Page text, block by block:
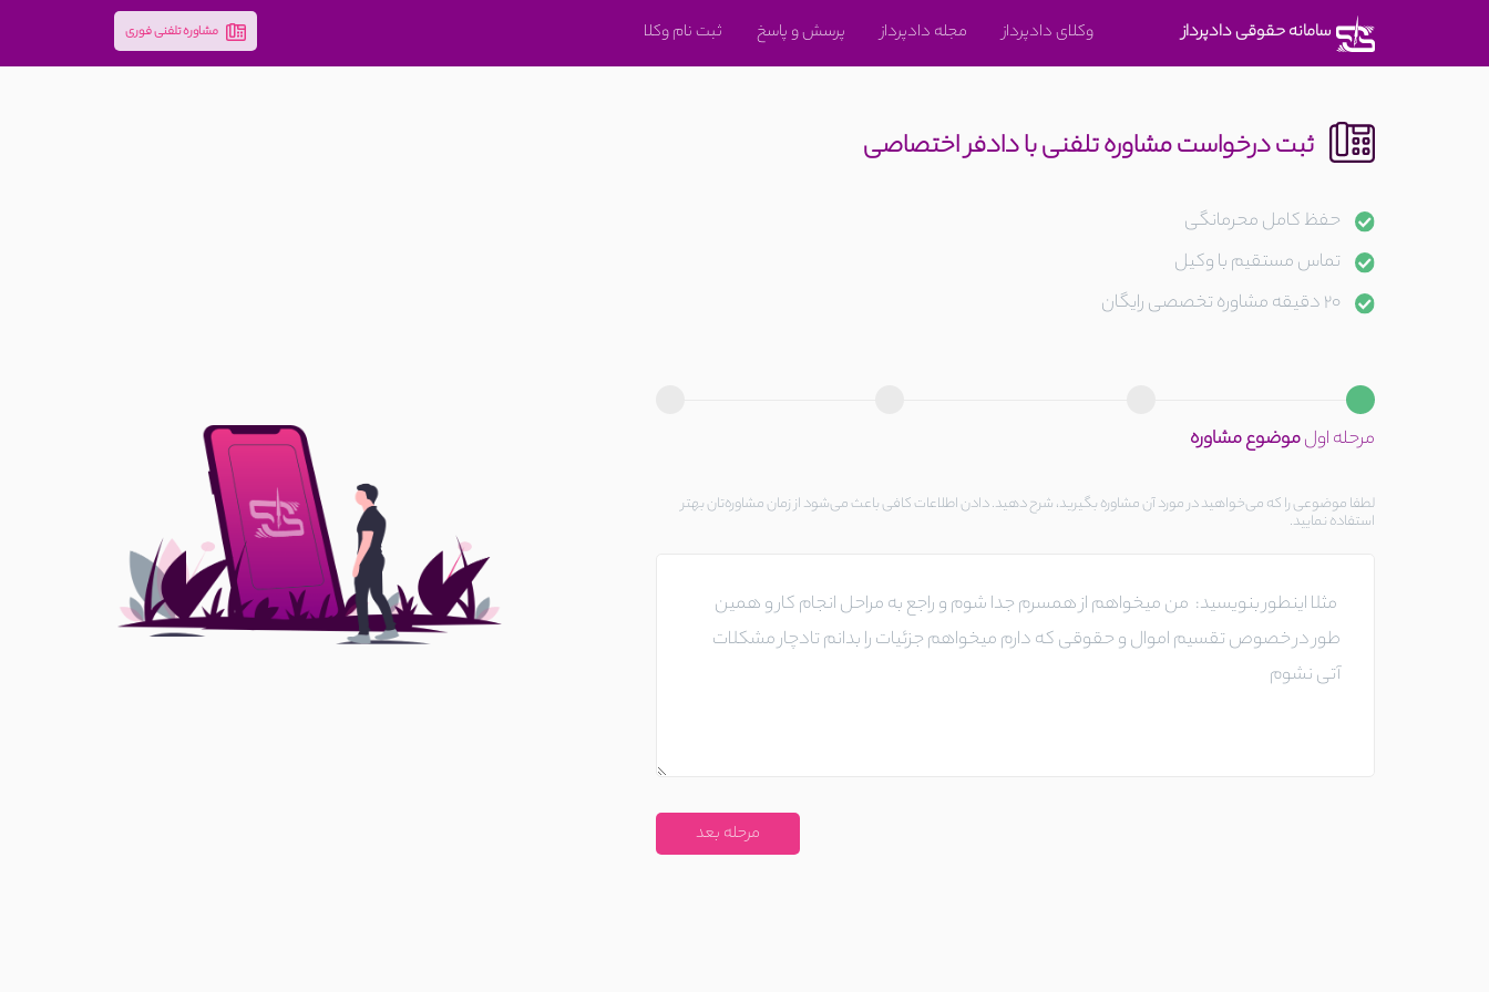
سامانه حقوقی دادپرداز وکلای دادپرداز مجله دادپرداز پرسش و پاسخ ثبت نام وکلا مشاوره تلفنی فوری
ثبت درخواست مشاوره تلفنی با دادفر اختصاصی
حفظ کامل محرمانگی
تماس مستقیم با وکیل
مرحله اولموضوع مشاوره
لطفا موضوعی را که می‌خواهید در مورد آن مشاوره بگیرید، شرح دهید. دادن اطلاعات کافی باعث می‌شود از زمان مشاوره‌تان بهتر
استفاده نمایید.
مرحله بعد